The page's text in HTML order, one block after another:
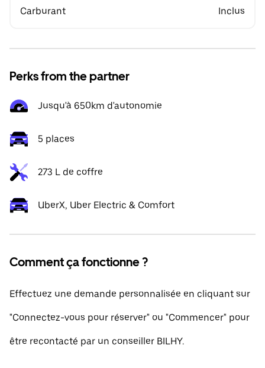
Carburant Inclus
Perks from the partner
Jusqu'à 650km d'autonomie
5 places
273 L de coffre
UberX, Uber Electric & Comfort
Comment ça fonctionne ?
Effectuez une demande personnalisée en cliquant sur
"Connectez-vous pour réserver" ou "Commencer" pour
être recontacté par un conseiller BILHY.